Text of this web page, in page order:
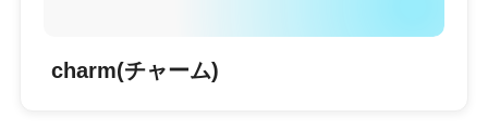
charm(チャーム)